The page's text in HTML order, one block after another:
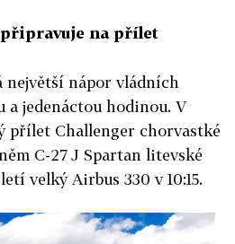
připravuje na přílet
největší nápor vládních
a jedenáctou hodinou. V
přílet Challenger chorvastké
C-27 J Spartan litevské
velký Airbus 330 v 10:15.